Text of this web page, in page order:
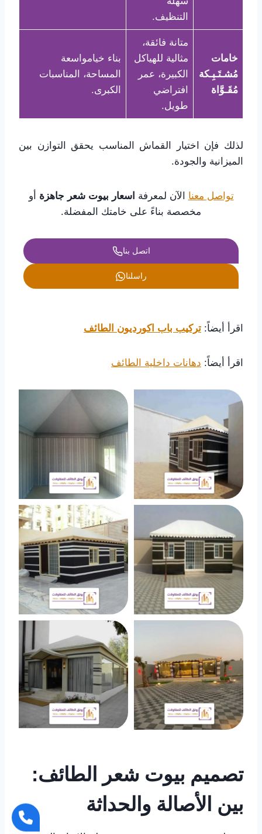
التنظيف.
خامات
مُشـتَـبِـكة
مُقَـوَّاة
متانة فائقة،
مثالية للهياكل
الكبيرة، عمر
افتراضي
طويل.
بناء خيامواسعة
المساحة، المناسبات
الكبرى.
لذلك فإن اختيار القماش المناسب يحقق التوازن بين
الميزانية والجودة.
تواصل معنا الآن لمعرفة اسعار بيوت شعر جاهزة أو
مخصصة بناءً على خامتك المفضلة.
اتصل بنا
راسلنا
اقرأ أيضاً: تركيب باب اكورديون الطائف
اقرأ أيضاً: دهانات داخلية الطائف
تصميم بيوت شعر الطائف:
بين الأصالة والحداثة